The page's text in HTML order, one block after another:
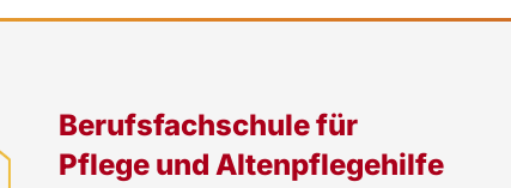
Berufsfachschule für
Pflege und Altenpflegehilfe